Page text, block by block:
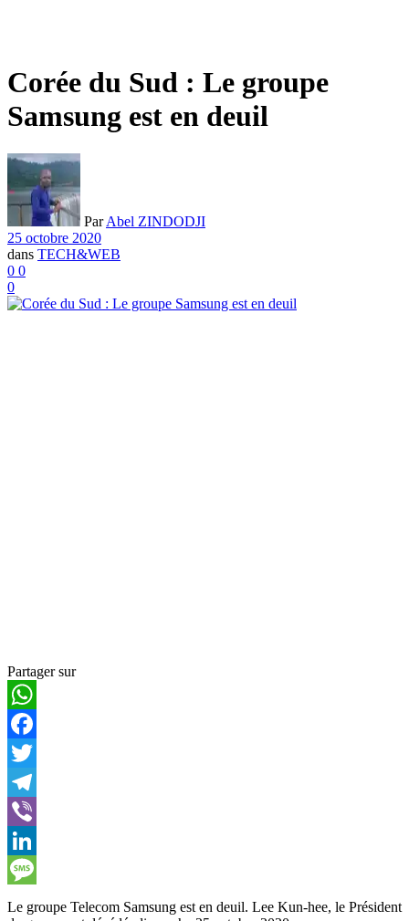
Corée du Sud : Le groupe
Samsung est en deuil
Par Abel ZINDODJI
25 octobre 2020
dans TECH&WEB
0 0
0
Partager sur
WhatsApp
Facebook
Twitter
Telegram
Viber
LinkedIn
Message
Le groupe Telecom Samsung est en deuil. Lee Kun-hee, le Président